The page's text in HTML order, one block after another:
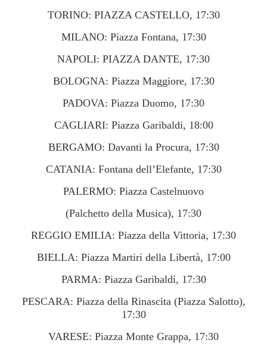
TORINO: PIAZZA CASTELLO, 17:30
MILANO: Piazza Fontana, 17:30
NAPOLI: PIAZZA DANTE, 17:30
BOLOGNA: Piazza Maggiore, 17:30
PADOVA: Piazza Duomo, 17:30
CAGLIARI: Piazza Garibaldi, 18:00
BERGAMO: Davanti la Procura, 17:30
CATANIA: Fontana dell’Elefante, 17:30
PALERMO: Piazza Castelnuovo
(Palchetto della Musica), 17:30
REGGIO EMILIA: Piazza della Vittoria, 17:30
BIELLA: Piazza Martiri della Libertà, 17:00
PARMA: Piazza Garibaldi, 17:30
PESCARA: Piazza della Rinascita (Piazza Salotto),
17:30
VARESE: Piazza Monte Grappa, 17:30